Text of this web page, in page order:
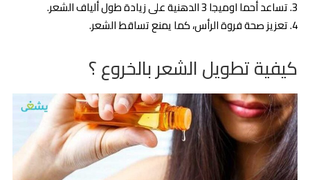
تساعد أحما اوميجا 3 الدهنية على زيادة طول ألياف الشعر.
تعزيز صحة فروة الرأس، كما يمنع تساقط الشعر.
كيفية تطويل الشعر بالخروع ؟